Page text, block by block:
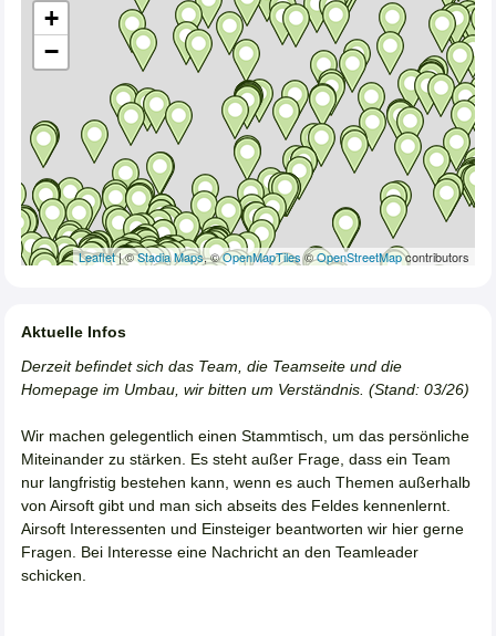
+
−
Leaflet| ©Stadia Maps, ©OpenMapTiles©OpenStreetMapcontributors
Aktuelle Infos
Derzeit befindet sich das Team, die Teamseite und die
Homepage im Umbau, wir bitten um Verständnis. (Stand: 03/26)
Wir machen gelegentlich einen Stammtisch, um das persönliche
Miteinander zu stärken. Es steht außer Frage, dass ein Team
nur langfristig bestehen kann, wenn es auch Themen außerhalb
von Airsoft gibt und man sich abseits des Feldes kennenlernt.
Airsoft Interessenten und Einsteiger beantworten wir hier gerne
Fragen. Bei Interesse eine Nachricht an den Teamleader
schicken.